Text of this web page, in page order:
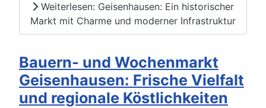
Weiterlesen: Geisenhausen: Ein historischer
Markt mit Charme und moderner Infrastruktur
Bauern- und Wochenmarkt
Geisenhausen: Frische Vielfalt
und regionale Köstlichkeiten